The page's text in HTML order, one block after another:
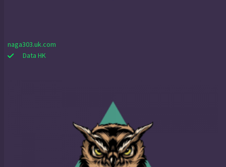
naga303.uk.com
Data HK